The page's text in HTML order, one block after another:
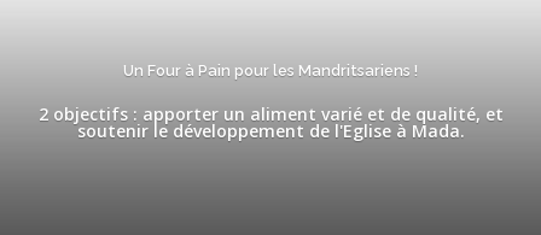
Un Four à Pain pour les Mandritsariens !
2 objectifs : apporter un aliment varié et de qualité, et
soutenir le développement de l'Eglise à Mada.